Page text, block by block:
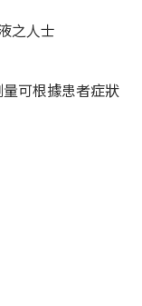
之人士
可根據患者症狀